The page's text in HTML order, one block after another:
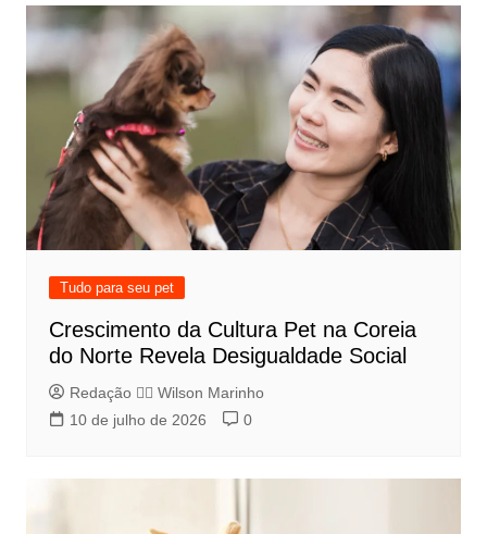
Tudo para seu pet
Crescimento da Cultura Pet na Coreia
do Norte Revela Desigualdade Social
Redação 👨‍⚖️​ Wilson Marinho
10 de julho de 2026
0